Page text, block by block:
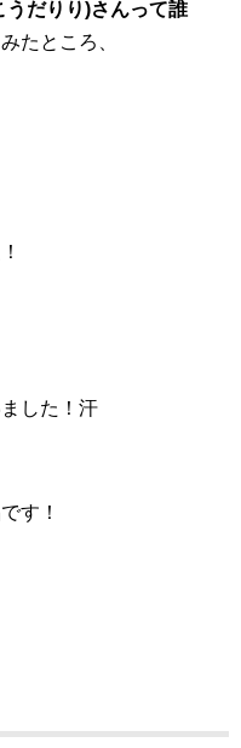
うだりり)さんって誰
たところ、
した！汗
す！